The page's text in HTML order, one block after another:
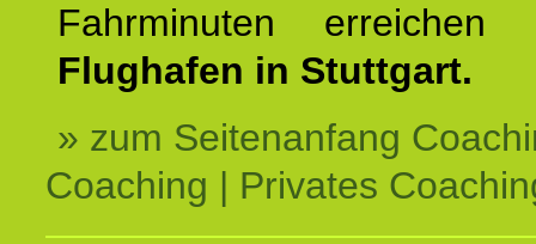
Fahrminuten
Flughafen in Stuttgart.
» zum Seitenanfang
Coaching | Privates